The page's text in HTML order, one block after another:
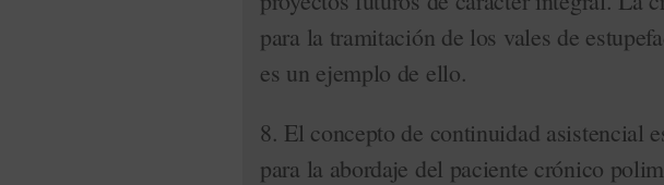
para la tramitación de los vales de
es un ejemplo de ello.
8. El concepto de continuidad asistencial
para la abordaje del paciente crónico